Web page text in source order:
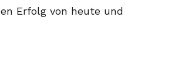
Erfolg von heute und